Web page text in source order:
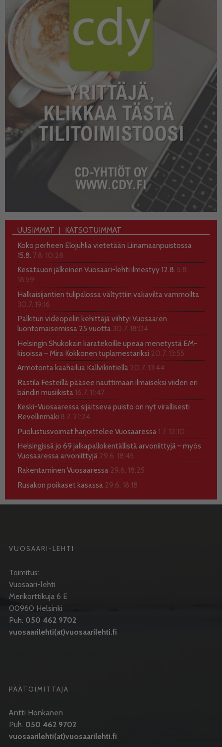
UUSIMMAT
KATSOTUIMMAT
Koko perheen Elojuhlia vietetään Liinamaanpuistossa
15.8. 7.8. 10:28
Kesätauon jälkeinen Vuosaari-lehti ilmestyy 12.8. 5.8.
18:59
Halkaisijantien tulipalossa vältyttiin vakavilta vammoilta
30.7. 19:16
Palkitun videopelin kehittäjä viihtyi Vuosaaren
luontomaisemissa 25 vuotta 30.7. 18:04
Helsingin Shukokain karatekoille upeaa menetystä EM-
kisoissa – Mira Kokkonen tuplamestariksi 20.7. 13:55
Armotonta kaahailua Kallvikintiellä 20.7. 13:44
Rastila Festeillä pääsee nauttimaan ilmaiseksi viiden eri
bändin musiikista 16.7. 11:47
Keski-Vuosaaressa sijaitseva puisto on nyt virallisesti
Revellinmäki 8.7. 21:24
Puolustusvoimat harjoittelee Vuosaaressa 1.7. 12:10
Helsingissä jo 69 jalkapallokentällistä arvoniittyjä – myös
Vuosaaressa arvoniittyjä 29.6. 18:45
Rakentaminen Vuosaaressa 29.6. 18:25
Rusakon poikaset kasassa 29.6. 18:18
VUOSAARI-LEHTI
Toimitus:
Vuosaari-lehti
Merikorttikuja 6 E
00960 Helsinki
Puh: 050 462 9702
vuosaarilehti(at)vuosaarilehti.fi
PÄÄTOIMITTAJA
Antti Honkanen
Puh. 050 462 9702
vuosaarilehti(at)vuosaarilehti.fi